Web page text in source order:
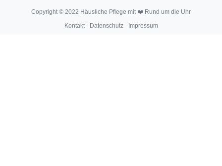
Copyright © 2022 Häusliche Pflege mit ❤️ Rund um die Uhr
Kontakt
Datenschutz Impressum